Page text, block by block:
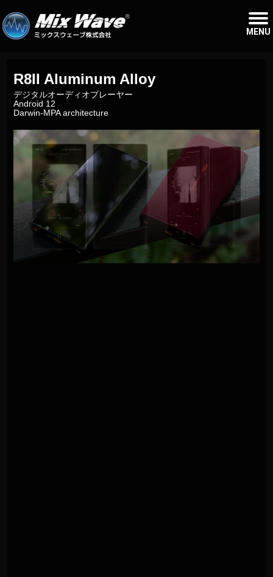
MENU
R8II Aluminum Alloy
デジタルオーディオプレーヤー
Android 12
Darwin-MPA architecture